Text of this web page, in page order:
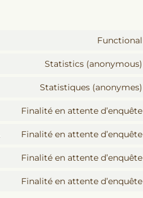
Functional
Statistics (anonymous)
Statistiques (anonymes)
Finalité en attente d’enquête
Finalité en attente d’enquête
Finalité en attente d’enquête
Finalité en attente d’enquête